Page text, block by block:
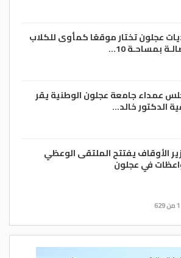
عجلون تختار موقعًا كمأوى للكلاب
بمساحـة 10…
عمداء جامعة عجلون الوطنية يقر
الدكتور خالد…
الأوقاف يفتتح الملتقى الوعظي
في عجلون
1 من 629